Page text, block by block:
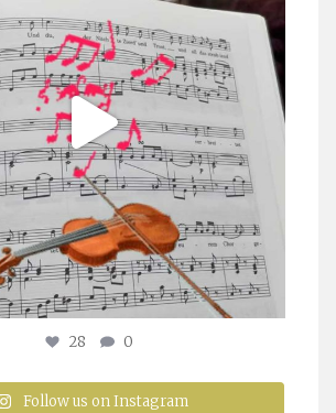
28 0
Follow us on Instagram